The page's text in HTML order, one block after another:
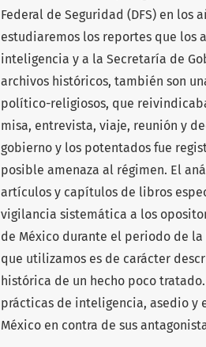
Federal de Seguridad (DFS) en los
estudiaremos los reportes que los
inteligencia y a la Secretaría de
archivos históricos, también son
político-religiosos, que
misa, entrevista, viaje, reunión y
gobierno y los potentados fue
posible amenaza al régimen. El
artículos y capítulos de libros
vigilancia sistemática a los
de México durante el periodo de la
que utilizamos es de carácter
histórica de un hecho poco
prácticas de inteligencia, asedio
México en contra de sus